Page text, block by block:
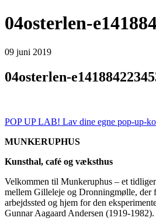
04osterlen-
09 juni 2019
04osterlen-
POP UP LAB! Lav dine egne pop-up-
MUNKERUPHUS
Kunsthal, café og væksthus
Velkommen til Munkeruphus – et
mellem Gilleleje og Dronningmølle, der
arbejdssted og hjem for den
Gunnar Aagaard Andersen (1919-1982).